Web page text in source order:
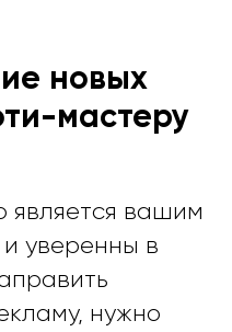
новых
мастеру
является вашим
уверенны в
нужно